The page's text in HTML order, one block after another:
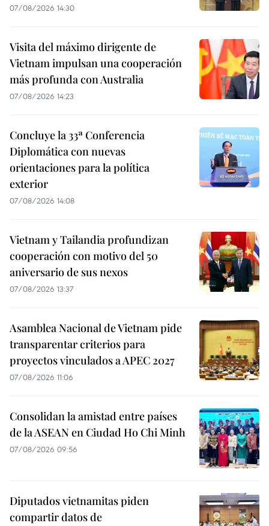
07/08/2026 14:30
Visita del máximo dirigente de
Vietnam impulsan una cooperación
más profunda con Australia
07/08/2026 14:23
Concluye la 33ª Conferencia
Diplomática con nuevas
orientaciones para la política
exterior
07/08/2026 14:08
Vietnam y Tailandia profundizan
cooperación con motivo del 50
aniversario de sus nexos
07/08/2026 13:37
Asamblea Nacional de Vietnam pide
transparentar criterios para
proyectos vinculados a APEC 2027
07/08/2026 11:06
Consolidan la amistad entre países
de la ASEAN en Ciudad Ho Chi Minh
07/08/2026 09:56
Diputados vietnamitas piden
compartir datos de